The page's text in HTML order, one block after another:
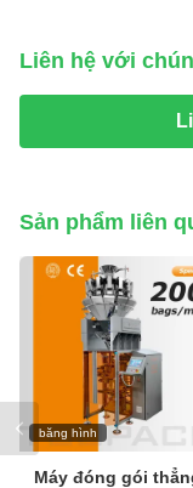
Liên hệ với
Sản phẩm liên
băng hình
Máy đóng gói